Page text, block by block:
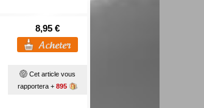
8,95 €
Cet article vous
rapportera + 895